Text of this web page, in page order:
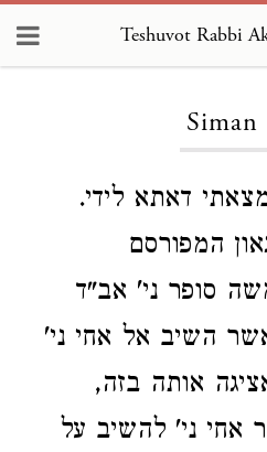
Teshuvot Rabbi
Siman
דאתא לידי.
המפורסם
סופר ני' אב"ד
השיב אל אחי ני'
אותה בזה,
אחי ני' להשיב על